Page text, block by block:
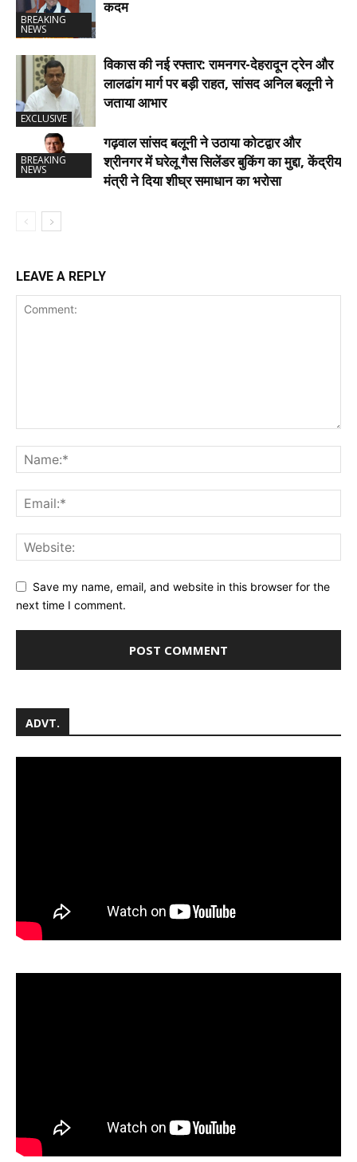
BREAKING
NEWS
कदम
EXCLUSIVE
विकास की नई रफ्तार: रामनगर-देहरादून ट्रेन और
लालढांग मार्ग पर बड़ी राहत, सांसद अनिल बलूनी ने
जताया आभार
BREAKING
NEWS
गढ़वाल सांसद बलूनी ने उठाया कोटद्वार और
श्रीनगर में घरेलू गैस सिलेंडर बुकिंग का मुद्दा, केंद्रीय
मंत्री ने दिया शीघ्र समाधान का भरोसा
LEAVE A REPLY
Save my name, email, and website in this browser for the
next time I comment.
ADVT.